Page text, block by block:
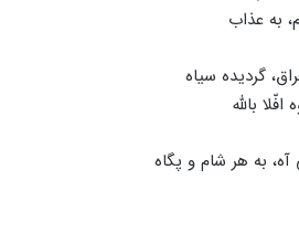
به‌ عذاب‌
گردیده‌ سیاه‌
بالله
به‌ هر شام‌ و پگاه‌